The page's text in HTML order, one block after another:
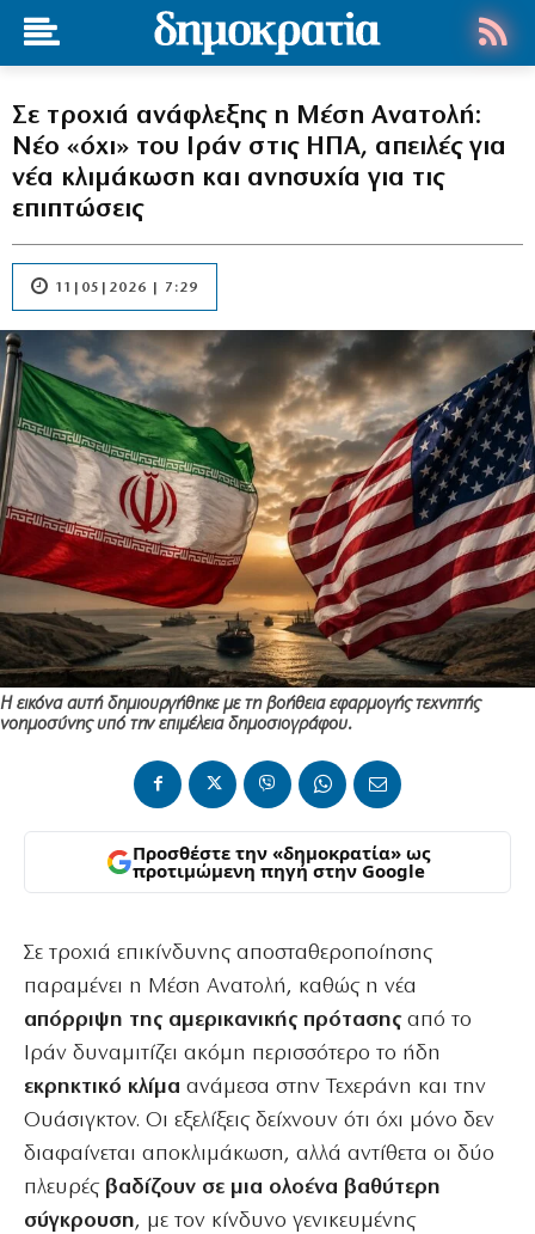
Σε τροχιά ανάφλεξης η Μέση Ανατολή:
Νέο «όχι» του Ιράν στις ΗΠΑ, απειλές για
νέα κλιμάκωση και ανησυχία για τις
επιπτώσεις
11|05|2026 | 7:29
Η εικόνα αυτή δημιουργήθηκε με τη βοήθεια εφαρμογής τεχνητής
νοημοσύνης υπό την επιμέλεια δημοσιογράφου.
Προσθέστε την «δημοκρατία» ως
προτιμώμενη πηγή στην Google
Σε τροχιά επικίνδυνης αποσταθεροποίησης
παραμένει η Μέση Ανατολή, καθώς η νέα
απόρριψη της αμερικανικής πρότασης από το
Ιράν δυναμιτίζει ακόμη περισσότερο το ήδη
εκρηκτικό κλίμα ανάμεσα στην Τεχεράνη και την
Ουάσιγκτον. Οι εξελίξεις δείχνουν ότι όχι μόνο δεν
διαφαίνεται αποκλιμάκωση, αλλά αντίθετα οι δύο
πλευρές βαδίζουν σε μια ολοένα βαθύτερη
σύγκρουση, με τον κίνδυνο γενικευμένης